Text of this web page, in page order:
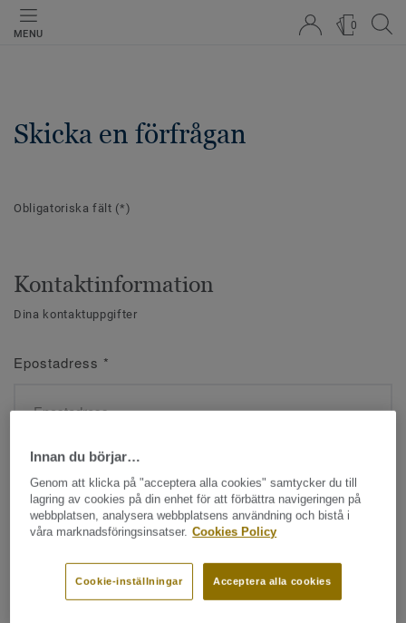
MENU
0
Skicka en förfrågan
Obligatoriska fält (*)
Kontaktinformation
Dina kontaktuppgifter
Epostadress *
Namn*
Efternamn*
Innan du börjar…
Genom att klicka på "acceptera alla cookies" samtycker du till
lagring av cookies på din enhet för att förbättra navigeringen på
webbplatsen, analysera webbplatsens användning och bistå i
våra marknadsföringsinsatser. Cookies Policy
Acceptera alla cookies
Cookie-inställningar